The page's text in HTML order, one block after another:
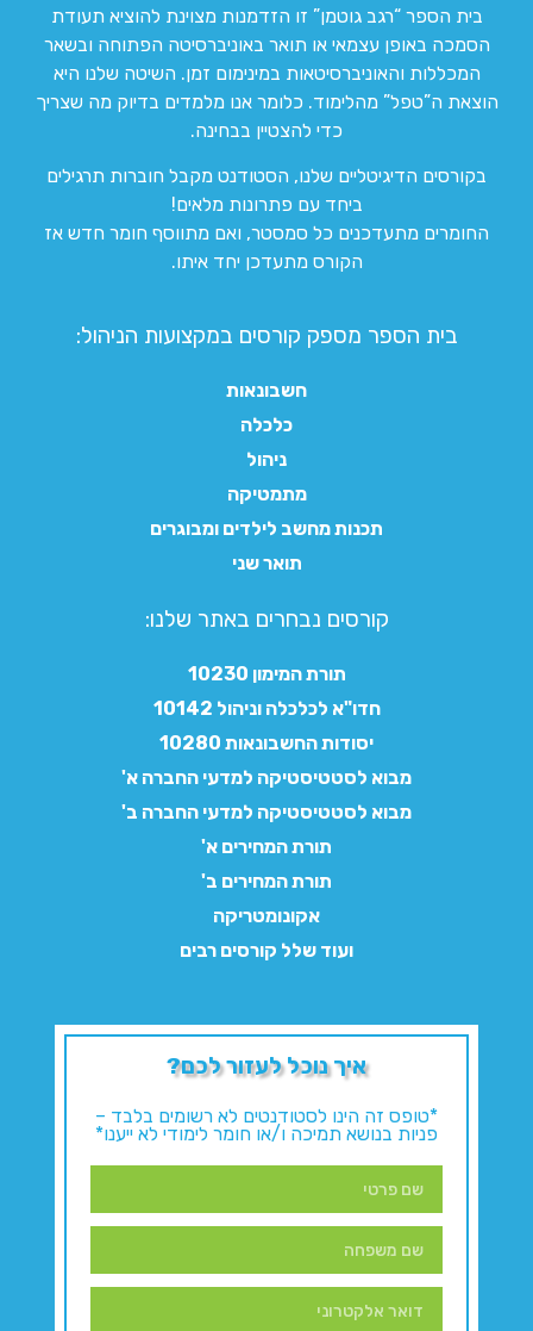
בית הספר “רגב גוטמן” זו הזדמנות מצוינת להוציא תעודת
הסמכה באופן עצמאי או תואר באוניברסיטה הפתוחה ובשאר
המכללות והאוניברסיטאות במינימום זמן. השיטה שלנו היא
הוצאת ה”טפל” מהלימוד. כלומר אנו מלמדים בדיוק מה שצריך
כדי להצטיין בבחינה.
בקורסים הדיגיטליים שלנו, הסטודנט מקבל חוברות תרגילים
ביחד עם פתרונות מלאים!
החומרים מתעדכנים כל סמסטר, ואם מתווסף חומר חדש אז
הקורס מתעדכן יחד איתו.
בית הספר מספק קורסים במקצועות הניהול:
חשבונאות
כלכלה
ניהול
מתמטיקה
תכנות מחשב לילדים ומבוגרים
תואר שני
קורסים נבחרים באתר שלנו:​
תורת המימון 10230
חדו"א לכלכלה וניהול 10142
יסודות החשבונאות 10280
מבוא לסטטיסטיקה למדעי החברה א'
מבוא לסטטיסטיקה למדעי החברה ב'
תורת המחירים א'
תורת המחירים ב'
אקונומטריקה
ועוד שלל קורסים רבים
איך נוכל לעזור לכם?
*טופס זה הינו לסטודנטים לא רשומים בלבד –
פניות בנושא תמיכה ו/או חומר לימודי לא ייענו*